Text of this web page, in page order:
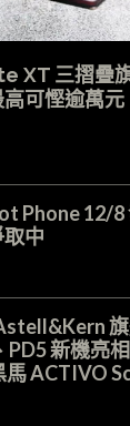
XT 三摺疊
可慳逾萬元
Phone 12/
中
新機亮
馬 ACTIVO